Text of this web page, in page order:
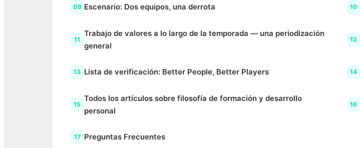
09 Escenario: Dos equipos, una derrota 10
11
Trabajo de valores a lo largo de la temporada — una periodización
general
12
13 Lista de verificación: Better People, Better Players 14
15
Todos los artículos sobre filosofía de formación y desarrollo
personal
16
17 Preguntas Frecuentes